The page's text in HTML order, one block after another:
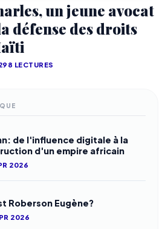
un jeune avocat
défense des droits
LECTURES
de l'influence digitale à la
d'un empire africain
2026
Roberson Eugène?
2026